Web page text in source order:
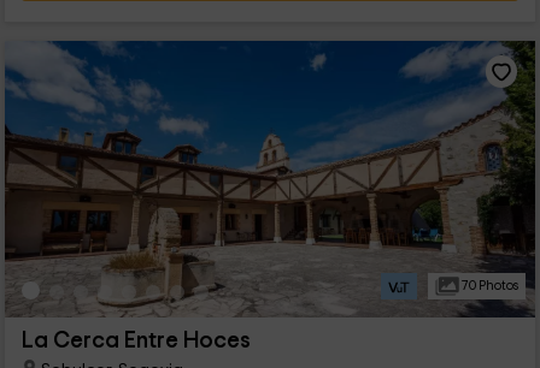
70 Photos
La Cerca Entre Hoces